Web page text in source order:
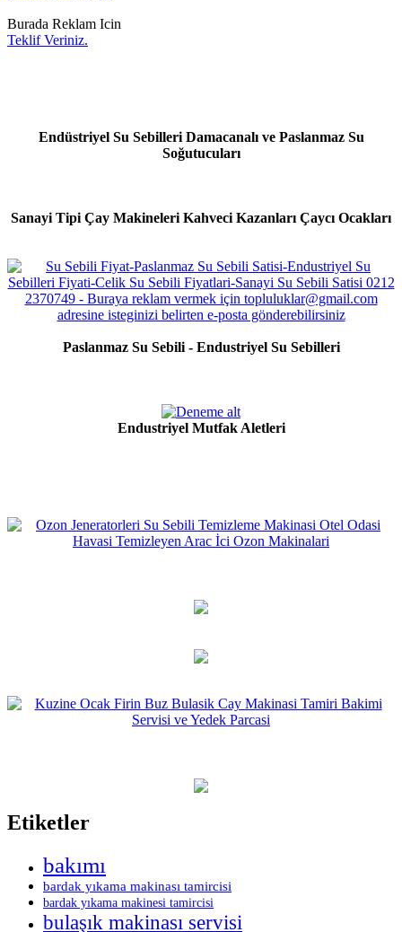
Burada Reklam Icin
Teklif Veriniz.
Endüstriyel Su Sebilleri Damacanalı ve Paslanmaz Su
Soğutucuları
Sanayi Tipi Çay Makineleri Kahveci Kazanları Çaycı Ocakları
Paslanmaz Su Sebili - Endustriyel Su Sebilleri
Endustriyel Mutfak Aletleri
Etiketler
bakımı
bardak yıkama makinası tamircisi
bardak yıkama makinesi tamircisi
bulaşık makinası servisi